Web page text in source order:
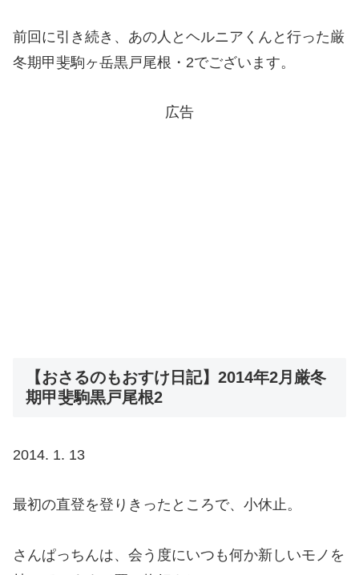
前回に引き続き、あの人とヘルニアくんと行った厳
冬期甲斐駒ヶ岳黒戸尾根・2でございます。
広告
【おさるのもおすけ日記】2014年2月厳冬
期甲斐駒黒戸尾根2
2014. 1. 13
最初の直登を登りきったところで、小休止。
さんぱっちんは、会う度にいつも何か新しいモノを